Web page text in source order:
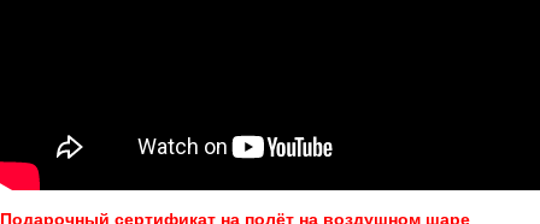
Подарочный сертификат на полёт на воздушном шаре